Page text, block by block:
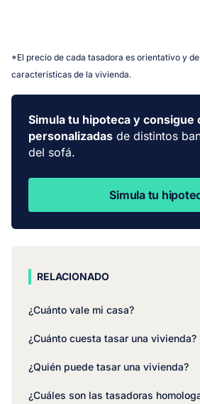
*El precio de cada tasadora es orientativo y
características de la vivienda.
Simula tu hipoteca y consigue
personalizadas de distintos
del sofá.
Simula tu
RELACIONADO
¿Cuánto vale mi casa?
¿Cuánto cuesta tasar una vivienda?
¿Quién puede tasar una vivienda?
¿Cuáles son las tasadoras